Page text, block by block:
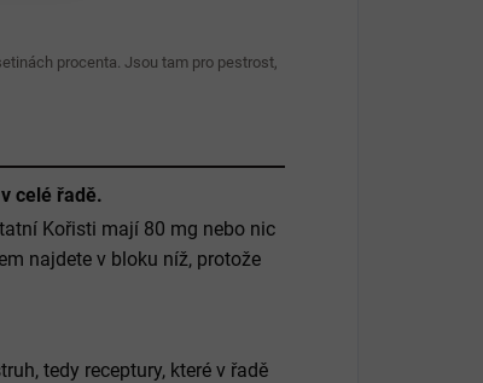
procenta. Jsou tam pro pestrost,
celé řadě.
Kořisti mají 80 mg nebo nic
najdete v bloku níž, protože
tedy receptury, které v řadě